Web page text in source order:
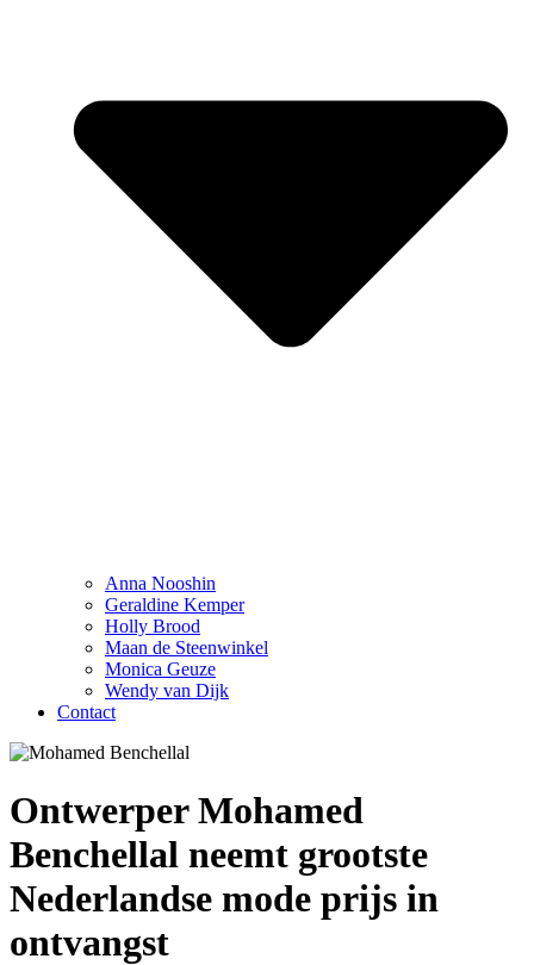
Anna Nooshin
Geraldine Kemper
Holly Brood
Maan de Steenwinkel
Monica Geuze
Wendy van Dijk
Contact
Ontwerper Mohamed
Benchellal neemt grootste
Nederlandse mode prijs in
ontvangst